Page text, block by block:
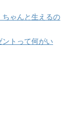
ゃんと生えるの
トって何がい